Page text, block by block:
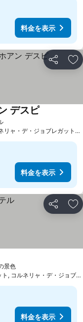
料金を表示
シェア お
料金を表示
デスピ
リャ・デ・ジョブレガット
料金を表示
シェア お
景色料金を表示
, コルネリャ・デ・ジョブ
料金を表示